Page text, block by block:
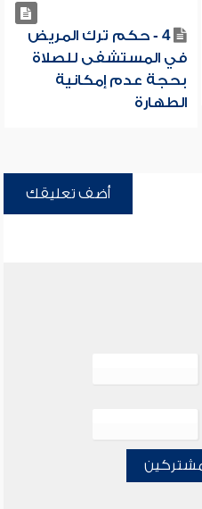
4 - حكم ترك المريض
في المستشفى للصلاة
بحجة عدم إمكانية
الطهارة
أضف تعليقك